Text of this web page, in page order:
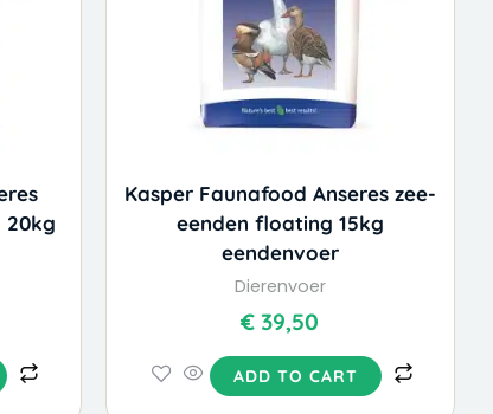
20kg
Kasper Faunafood Anseres zee-
eenden floating 15kg
eendenvoer
Dierenvoer
€ 39,50
ADD TO CART